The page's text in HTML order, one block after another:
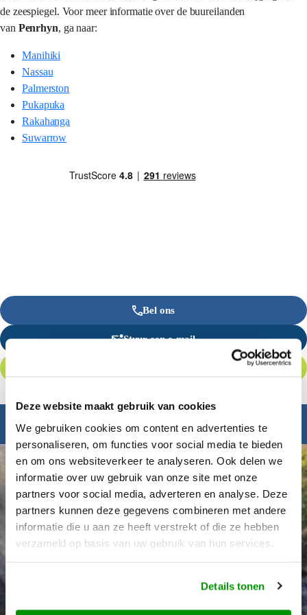
Deze website maakt gebruik van cookies
We gebruiken cookies om content en advertenties te
personaliseren, om functies voor social media te bieden
en om ons websiteverkeer te analyseren. Ook delen we
informatie over uw gebruik van onze site met onze
partners voor social media, adverteren en analyse. Deze
partners kunnen deze gegevens combineren met andere
informatie die u aan ze heeft verstrekt of die ze hebben
verzameld op basis van uw gebruik van hun services.
Details tonen
de zeespiegel. Voor meer informatie over de buureilanden
van Penrhyn, ga naar:
Manihiki
Nassau
Palmerston
Pukapuka
Rakahanga
Suwarrow
Bel ons
Stuur een e-mail
Inspiratie nodig?